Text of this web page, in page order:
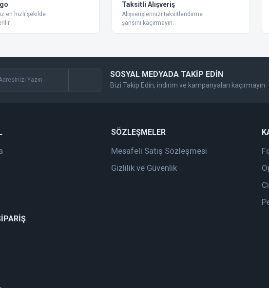
en hızlı şekilde
Taksitli Alışveriş
Alışverişlerinizi taksitlendirme
şansını kaçırmayın.
SOSYAL MEDYADA TAKİP EDİN
Bizi Takip Edin, indirim ve kampanyaları kaçırmayın
SÖZLEŞMELER
Mesafeli Satış Sözleşmesi
Gizlilik ve Güvenlik